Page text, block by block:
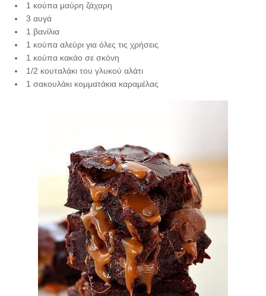
1 κούπα μαύρη ζάχαρη
3 αυγά
1 βανίλια
1 κούπα αλεύρι για όλες τις χρήσεις
1 κούπα κακάο σε σκόνη
1/2 κουταλάκι του γλυκού αλάτι
1 σακουλάκι κομματάκια καραμέλας